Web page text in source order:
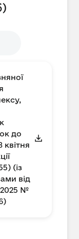
до
квітня
(із
від
№